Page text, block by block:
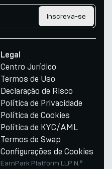
Inscreva-se
Legal
Centro Jurídico
Termos de Uso
Declaração de Risco
Política de Privacidade
Política de Cookies
Política de KYC/AML
Termos de Swap
Configurações de Cookies
EarnPark Platform LLP N.º